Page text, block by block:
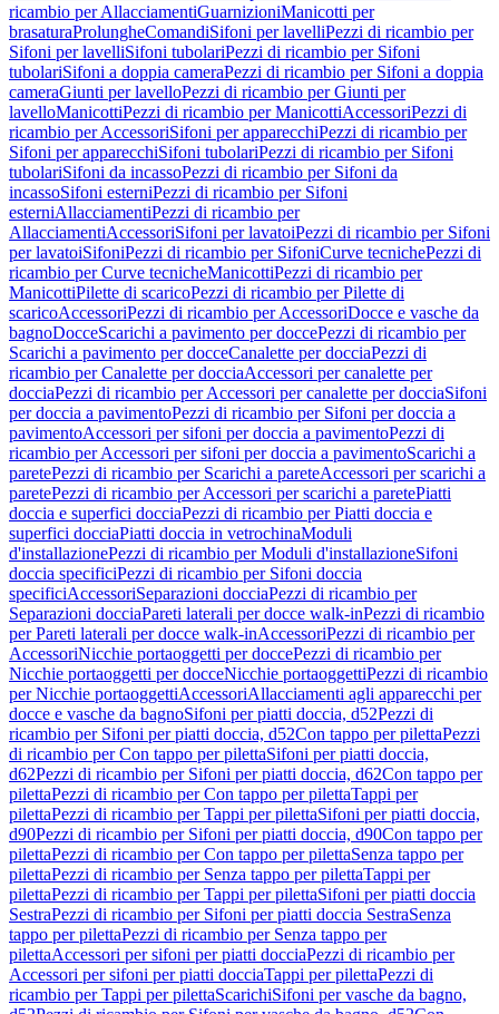
ricambio per AllacciamentiGuarnizioniManicotti per
brasaturaProlungheComandiSifoni per lavelliPezzi di ricambio per
Sifoni per lavelliSifoni tubolariPezzi di ricambio per Sifoni
tubolariSifoni a doppia cameraPezzi di ricambio per Sifoni a doppia
cameraGiunti per lavelloPezzi di ricambio per Giunti per
lavelloManicottiPezzi di ricambio per ManicottiAccessoriPezzi di
ricambio per AccessoriSifoni per apparecchiPezzi di ricambio per
Sifoni per apparecchiSifoni tubolariPezzi di ricambio per Sifoni
tubolariSifoni da incassoPezzi di ricambio per Sifoni da
incassoSifoni esterniPezzi di ricambio per Sifoni
esterniAllacciamentiPezzi di ricambio per
AllacciamentiAccessoriSifoni per lavatoiPezzi di ricambio per Sifoni
per lavatoiSifoniPezzi di ricambio per SifoniCurve tecnichePezzi di
ricambio per Curve tecnicheManicottiPezzi di ricambio per
ManicottiPilette di scaricoPezzi di ricambio per Pilette di
scaricoAccessoriPezzi di ricambio per AccessoriDocce e vasche da
bagnoDocceScarichi a pavimento per doccePezzi di ricambio per
Scarichi a pavimento per docceCanalette per docciaPezzi di
ricambio per Canalette per docciaAccessori per canalette per
docciaPezzi di ricambio per Accessori per canalette per docciaSifoni
per doccia a pavimentoPezzi di ricambio per Sifoni per doccia a
pavimentoAccessori per sifoni per doccia a pavimentoPezzi di
ricambio per Accessori per sifoni per doccia a pavimentoScarichi a
paretePezzi di ricambio per Scarichi a pareteAccessori per scarichi a
paretePezzi di ricambio per Accessori per scarichi a paretePiatti
doccia e superfici docciaPezzi di ricambio per Piatti doccia e
superfici docciaPiatti doccia in vetrochinaModuli
d'installazionePezzi di ricambio per Moduli d'installazioneSifoni
doccia specificiPezzi di ricambio per Sifoni doccia
specificiAccessoriSeparazioni docciaPezzi di ricambio per
Separazioni docciaPareti laterali per docce walk-inPezzi di ricambio
per Pareti laterali per docce walk-inAccessoriPezzi di ricambio per
AccessoriNicchie portaoggetti per doccePezzi di ricambio per
Nicchie portaoggetti per docceNicchie portaoggettiPezzi di ricambio
per Nicchie portaoggettiAccessoriAllacciamenti agli apparecchi per
docce e vasche da bagnoSifoni per piatti doccia, d52Pezzi di
ricambio per Sifoni per piatti doccia, d52Con tappo per pilettaPezzi
di ricambio per Con tappo per pilettaSifoni per piatti doccia,
d62Pezzi di ricambio per Sifoni per piatti doccia, d62Con tappo per
pilettaPezzi di ricambio per Con tappo per pilettaTappi per
pilettaPezzi di ricambio per Tappi per pilettaSifoni per piatti doccia,
d90Pezzi di ricambio per Sifoni per piatti doccia, d90Con tappo per
pilettaPezzi di ricambio per Con tappo per pilettaSenza tappo per
pilettaPezzi di ricambio per Senza tappo per pilettaTappi per
pilettaPezzi di ricambio per Tappi per pilettaSifoni per piatti doccia
SestraPezzi di ricambio per Sifoni per piatti doccia SestraSenza
tappo per pilettaPezzi di ricambio per Senza tappo per
pilettaAccessori per sifoni per piatti docciaPezzi di ricambio per
Accessori per sifoni per piatti docciaTappi per pilettaPezzi di
ricambio per Tappi per pilettaScarichiSifoni per vasche da bagno,